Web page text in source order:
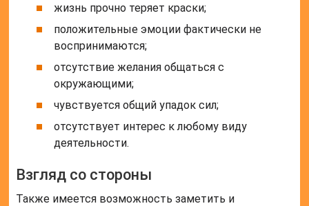
жизнь прочно теряет краски;
положительные эмоции фактически не
воспринимаются;
отсутствие желания общаться с
окружающими;
чувствуется общий упадок сил;
отсутствует интерес к любому виду
деятельности.
Взгляд со стороны
Также имеется возможность заметить и